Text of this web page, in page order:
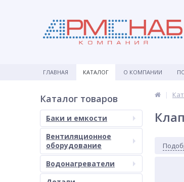
ГЛАВНАЯ КАТАЛОГ О КОМПАНИИ
Каталог товаров
Баки и емкости
Вентиляционное
оборудование
Водонагреватели